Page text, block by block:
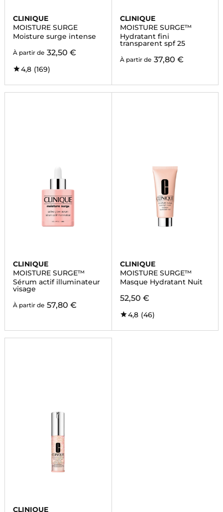
CLINIQUE
MOISTURE SURGE
Moisture surge intense
À partir de 32,50 €
4,8 (169)
CLINIQUE
MOISTURE SURGE™
Hydratant fini
transparent spf 25
À partir de 37,80 €
CLINIQUE
MOISTURE SURGE™
Sérum actif illuminateur
visage
À partir de 57,80 €
CLINIQUE
MOISTURE SURGE™
Masque Hydratant Nuit
52,50 €
4,8 (46)
CLINIQUE